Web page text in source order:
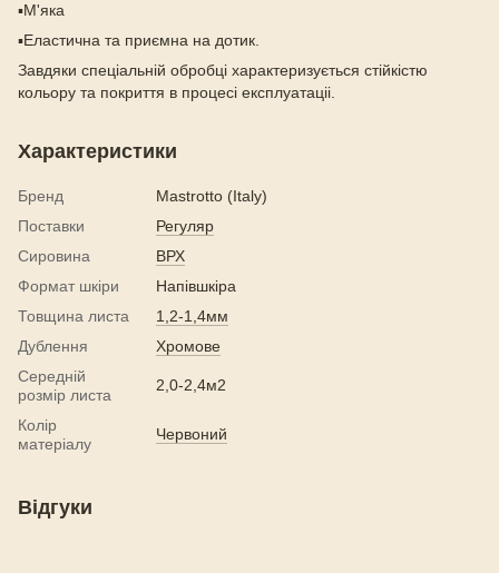
▪️М'яка
▪️Еластична та приємна на дотик.
Завдяки спеціальній обробці характеризується стійкістю
кольору та покриття в процесі експлуатаціі.
Характеристики
Бренд
Mastrotto (Italy)
Поставки
Регуляр
Сировина
ВРХ
Формат шкіри
Напівшкіра
Товщина листа
1,2-1,4мм
Дублення
Хромове
Середній
розмір листа
2,0-2,4м2
Колір
матеріалу
Червоний
Відгуки